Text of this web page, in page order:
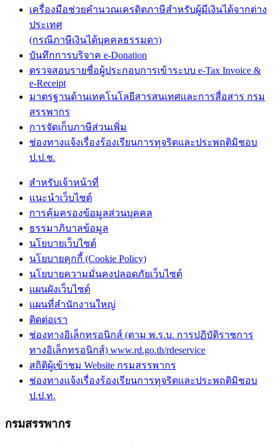
เครื่องมือช่วยคำนวณเครดิตภาษีสำหรับผู้มีเงินได้จากต่าง
ประเทศ
(กรณีภาษีเงินได้บุคคลธรรมดา)
บันทึกการบริจาค e-Donation
ตรวจสอบรายชื่อผู้ประกอบการเข้าระบบ e-Tax Invoice &
e-Receipt
มาตรฐานด้านเทคโนโลยีสารสนเทศและการสื่อสาร กรม
สรรพากร
การจัดเก็บภาษีส่วนเพิ่ม
ช่องทางแจ้งเรื่องร้องเรียนการทุจริตและประพฤติมิชอบ
ป.ป.ช.
สำหรับเจ้าหน้าที่
แนะนำเว็บไซต์
การคุ้มครองข้อมูลส่วนบุคคล
ธรรมาภิบาลข้อมูล
นโยบายเว็บไซต์
นโยบายคุกกี้ (Cookie Policy)
นโยบายความมั่นคงปลอดภัยเว็บไซต์
แผนผังเว็บไซต์
แผนที่สำนักงานใหญ่
ติดต่อเรา
ช่องทางอิเล็กทรอนิกส์ (ตาม พ.ร.บ. การปฏิบัติราชการ
ทางอิเล็กทรอนิกส์) www.rd.go.th/rdeservice
สถิติผู้เข้าชม Website กรมสรรพากร
ช่องทางแจ้งเรื่องร้องเรียนการทุจริตและประพฤติมิชอบ
ป.ป.ท.
กรมสรรพากร